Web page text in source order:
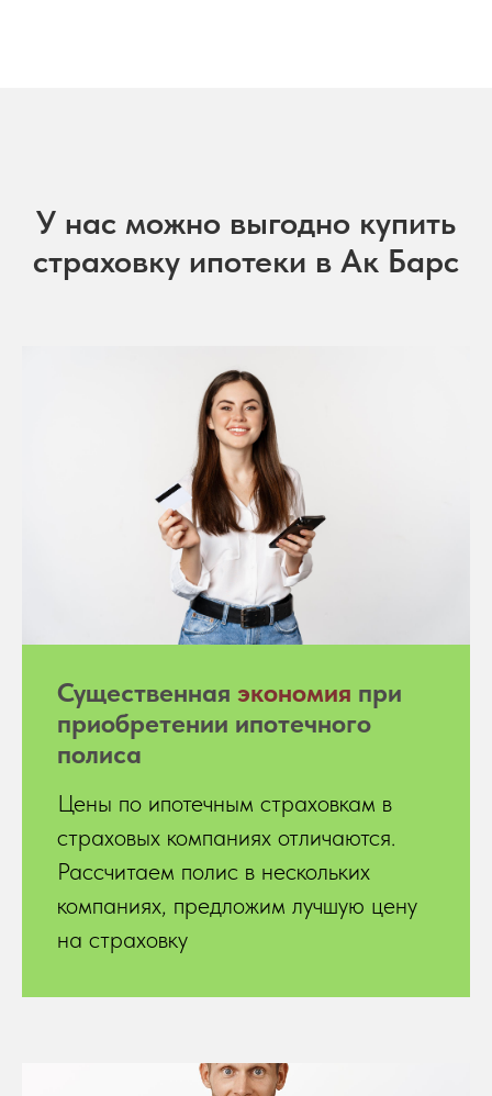
У нас можно выгодно купить
страховку ипотеки в Ак Барс
Существенная экономия при
приобретении ипотечного
полиса
Цены по ипотечным страховкам в
страховых компаниях отличаются.
Рассчитаем полис в нескольких
компаниях, предложим лучшую цену
на страховку